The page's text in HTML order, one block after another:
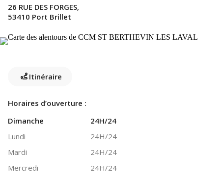
26 RUE DES FORGES,
53410 Port Brillet
Itinéraire
Horaires d’ouverture :
Dimanche
24H/24
Lundi
24H/24
Mardi
24H/24
Mercredi
24H/24